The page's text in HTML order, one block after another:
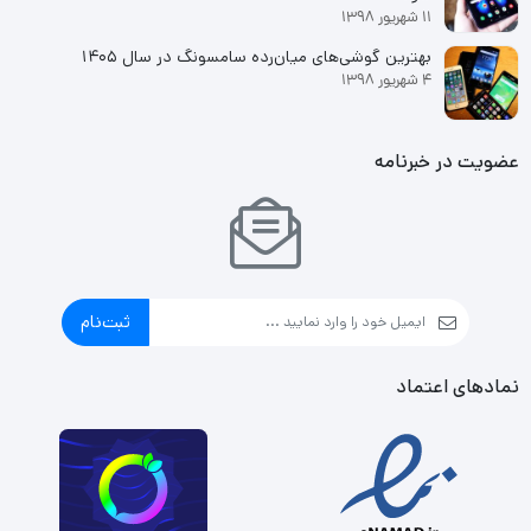
تر از همیشه متشکل از شش هسته (2 هسته قدرتمند‌تر و 4 هسته با
وارد شده به بازار ایران از نوع اکتیو بوده که این مدل هم نوع اکتیو
است. با توجه به شرایط تحریمی و برای جلوگیری از غیرفعال شدن
گوشی، این مدل به صورت فعال شده از کشورهای آسیای شرقی مانند
هنگ کنگ و سنگاپور وارد کشور شده است. به اینصورت که گوشی برای
لحظاتی روشن و دوباره پلمپ شده تا برای واردات و استفاده در ایران
مشکلی وجود نداشته باشد.
11 شهریور 1398
بهترین گوشی‌های میان‌رده سامسونگ در سال ۱۴۰۵
4 شهریور 1398
عضویت در خبرنامه
ثبت‌نام
نمادهای اعتماد